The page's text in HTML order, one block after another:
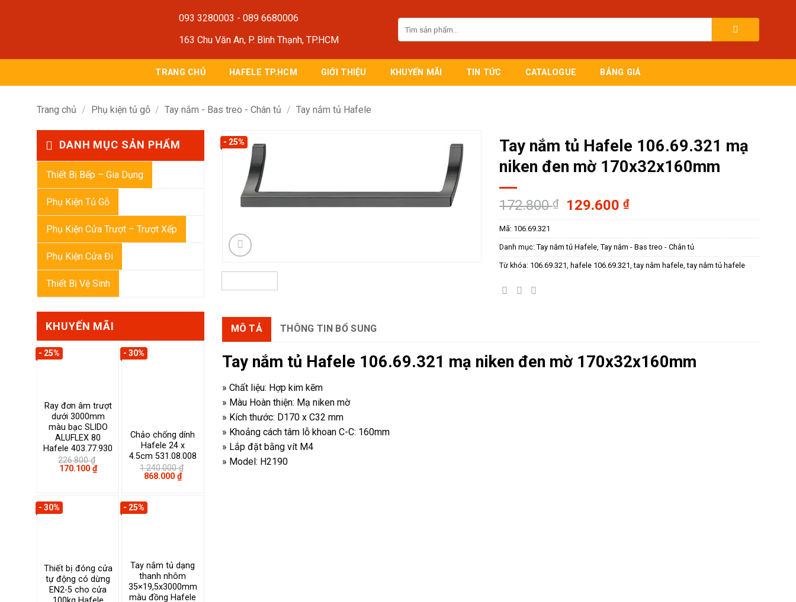
093 3280003 - 089 6680006
163 Chu Văn An, P. Bình Thạnh, TP.HCM
kiếm:
TRANG CHỦ HAFELE TP.HCM GIỚI THIỆU KHUYẾN MÃI TIN TỨC CATALOGUE BẢNG GIÁ
Trang chủ / Phụ kiện tủ gỗ / Tay nắm - Bas treo - Chân tủ / Tay nắm tủ Hafele
DANH MỤC SẢN PHẨM
Thiết Bị Bếp – Gia Dụng
Phụ Kiện Tủ Gỗ
Phụ Kiện Cửa Trượt – Trượt Xếp
Phụ Kiện Cửa Đi
Thiết Bị Vệ Sinh
KHUYẾN MÃI
- 25%
Ray đơn âm trượt
dưới 3000mm
màu bạc SLIDO
ALUFLEX 80
Hafele 403.77.930
226.800₫
Giá
170.100 ₫Giá
hiện
170.100 ₫.
- 30%
Chảo chống dính
Hafele 24 x
4.5cm 531.08.008
1.240.000₫
Giá
1.240.000 ₫.
868.000 ₫Giá
hiện
- 30%
Thiết bị đóng cửa
tự động có dừng
EN2-5 cho cửa
- 25%
Tay nắm tủ dạng
thanh nhôm
35×19,5x3000mm
màu đồng Hafele
- 25%
Tay nắm tủ Hafele 106.69.321 mạ
niken đen mờ 170x32x160mm
172.800₫
Giá
gốc
172.800 ₫.
129.600₫Giá
hiện
là:
129.600 ₫.
Mã: 106.69.321
Danh mục:Tay nắm tủ Hafele,Tay nắm - Bas treo - Chân tủ
Từ khóa: 106.69.321, hafele 106.69.321,tay nắm hafele,tay nắm tủ hafele
MÔ TẢ THÔNG TIN BỔ SUNG
Tay nắm tủ Hafele 106.69.321 mạ niken đen mờ 170x32x160mm
» Chất liệu: Hợp kim kẽm
» Màu Hoàn thiện: Mạ niken mờ
» Kích thước: D170 x C32 mm
» Khoảng cách tâm lỗ khoan C-C: 160mm
» Lắp đặt bằng vít M4
» Model: H2190